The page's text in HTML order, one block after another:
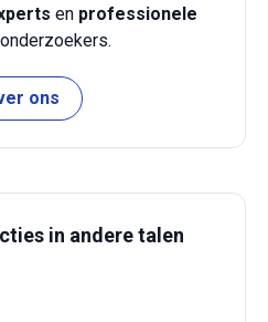
en professionele
ons
in andere talen